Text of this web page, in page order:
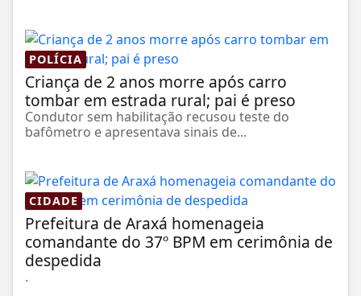
POLÍCIA
Criança de 2 anos morre após carro
tombar em estrada rural; pai é preso
Condutor sem habilitação recusou teste do
bafômetro e apresentava sinais de...
CIDADE
Prefeitura de Araxá homenageia
comandante do 37º BPM em cerimônia de
despedida
.